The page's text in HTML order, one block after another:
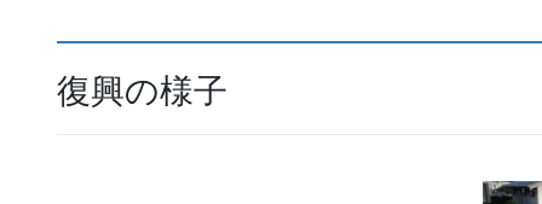
復興の様子